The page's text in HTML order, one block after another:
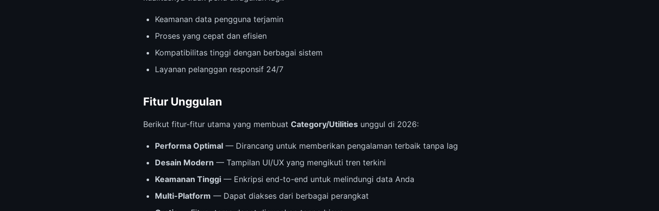
Keamanan data pengguna terjamin
Proses yang cepat dan efisien
Kompatibilitas tinggi dengan berbagai sistem
Layanan pelanggan responsif 24/7
Fitur Unggulan
Berikut fitur-fitur utama yang membuat Category/Utilities unggul di 2026:
Performa Optimal — Dirancang untuk memberikan pengalaman terbaik tanpa lag
Desain Modern — Tampilan UI/UX yang mengikuti tren terkini
Keamanan Tinggi — Enkripsi end-to-end untuk melindungi data Anda
Multi-Platform — Dapat diakses dari berbagai perangkat